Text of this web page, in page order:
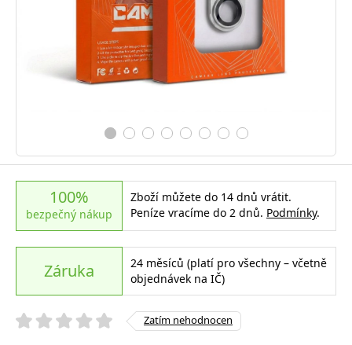
100%
bezpečný nákup
Zboží můžete do 14 dnů vrátit.
Peníze vracíme do 2 dnů. Podmínky.
Záruka
24 měsíců (platí pro všechny – včetně
objednávek na IČ)
Zatím nehodnocen